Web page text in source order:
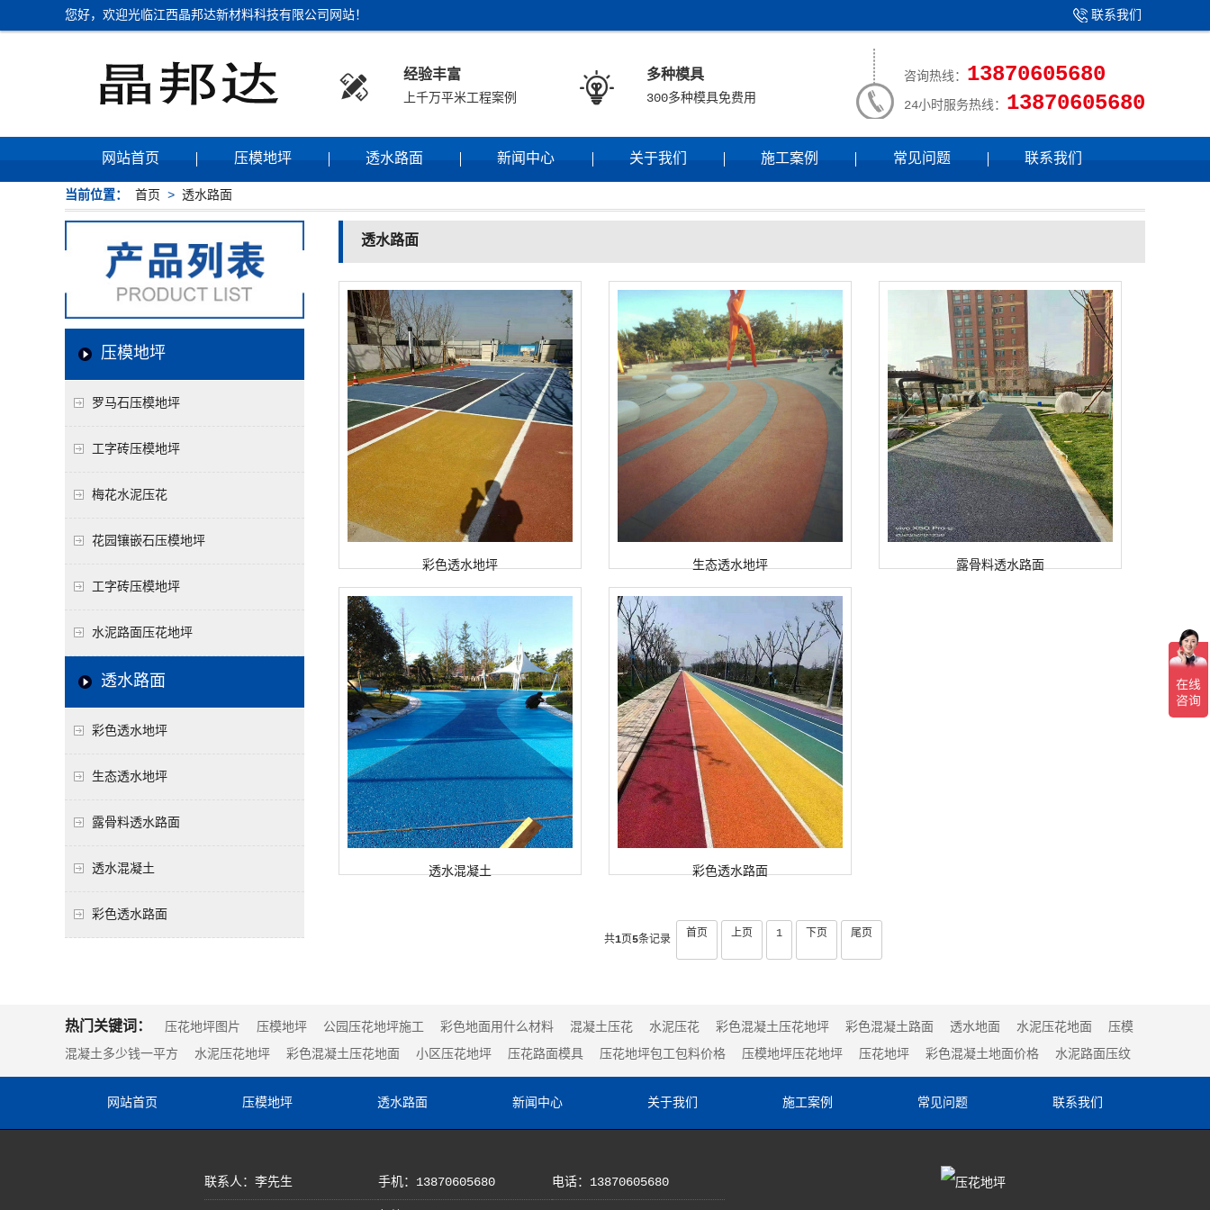
您好，欢迎光临江西晶邦达新材料科技有限公司网站！ 联系我们
 经验丰富
上千万平米工程案例  多种模具
300多种模具免费用
咨询热线： 13870605680
24小时服务热线： 13870605680
网站首页 压模地坪 透水路面 新闻中心 关于我们 施工案例 常见问题 联系我们
当前位置： 首页 > 透水路面
压模地坪
罗马石压模地坪
工字砖压模地坪
梅花水泥压花
花园镶嵌石压模地坪
工字砖压模地坪
水泥路面压花地坪
透水路面
彩色透水地坪
生态透水地坪
露骨料透水路面
透水混凝土
彩色透水路面
透水路面
彩色透水地坪 生态透水地坪 露骨料透水路面
透水混凝土 彩色透水路面
共1页5条记录 首页 上页 1 下页 尾页
热门关键词： 压花地坪图片 压模地坪 公园压花地坪施工 彩色地面用什么材料 混凝土压花 水泥压花 彩色混凝土压花地坪 彩色混凝土路面 透水地面 水泥压花地面
压模
混凝土多少钱一平方
水泥压花地坪 彩色混凝土压花地面 小区压花地坪 压花路面模具 压花地坪包工包料价格 压模地坪压花地坪 压花地坪 彩色混凝土地面价格 水泥路面压纹
网站首页 压模地坪 透水路面 新闻中心 关于我们 施工案例 常见问题 联系我们
联系人：李先生 手机：13870605680 电话：13870605680